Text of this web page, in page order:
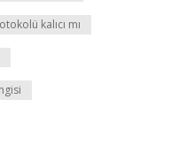
kalıcı mı